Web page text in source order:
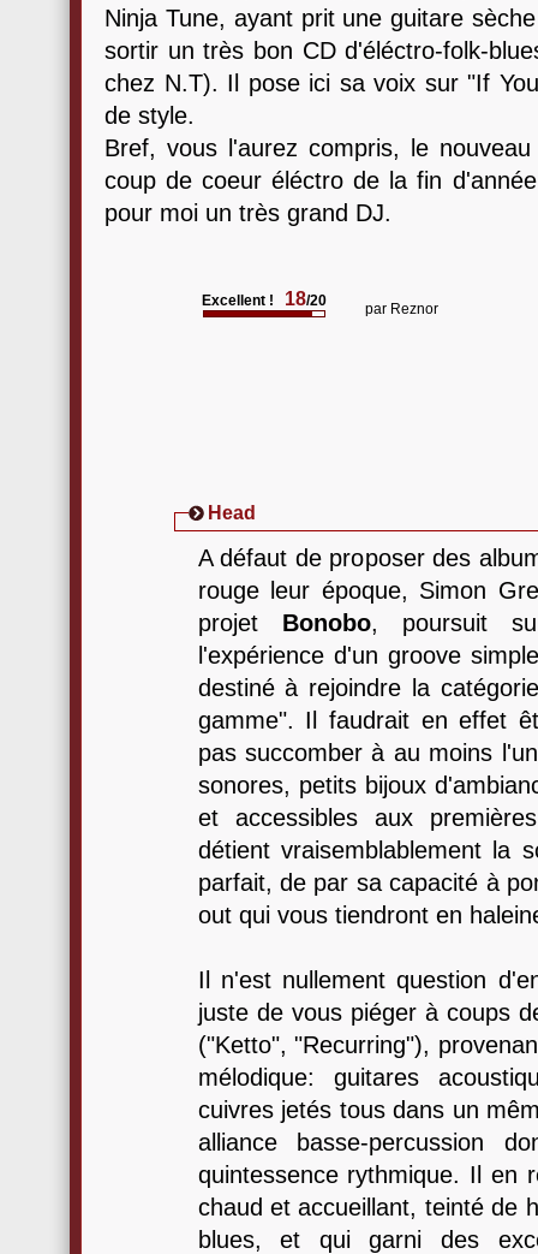
Ninja Tune, ayant prit une guitare
sortir un très bon CD d'éléctro-folk-
chez N.T). Il pose ici sa voix sur "If
de style.
Bref, vous l'aurez compris, le
coup de coeur éléctro de la fin
pour moi un très grand DJ.
Excellent ! 18/20 par Reznor
Head
A défaut de proposer des
rouge leur époque, Simon
projet Bonobo, poursuit
l'expérience d'un groove
destiné à rejoindre la
gamme". Il faudrait en effet
pas succomber à au moins
sonores, petits bijoux
et accessibles aux
détient vraisemblablement la
parfait, de par sa capacité à
out qui vous tiendront en
Il n'est nullement question
juste de vous piéger à coups
("Ketto", "Recurring"),
mélodique: guitares
cuivres jetés tous dans un
alliance basse-percussion
quintessence rythmique. Il en
chaud et accueillant, teinté de
blues, et qui garni des